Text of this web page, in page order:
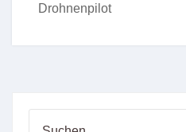
Drohnenpilot